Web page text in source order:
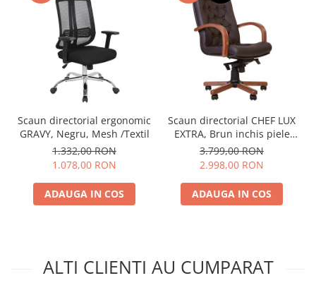
Scaun directorial ergonomic
GRAVY, Negru, Mesh /Textil
1.332,00 RON
1.078,00 RON
ADAUGA IN COS
Scaun directorial CHEF LUX
EXTRA, Brun inchis piele
naturala
3.799,00 RON
2.998,00 RON
ADAUGA IN COS
ALTI CLIENTI AU CUMPARAT